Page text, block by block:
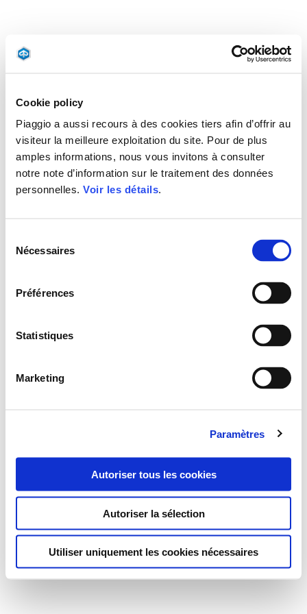
Cookie policy
Piaggio a aussi recours à des cookies tiers afin d’offrir au
visiteur la meilleure exploitation du site. Pour de plus
amples informations, nous vous invitons à consulter
notre note d’information sur le traitement des données
personnelles. Voir les détails.
Nécessaires
Préférences
Statistiques
Marketing
Paramètres
Autoriser tous les cookies
Autoriser la sélection
Utiliser uniquement les cookies nécessaires